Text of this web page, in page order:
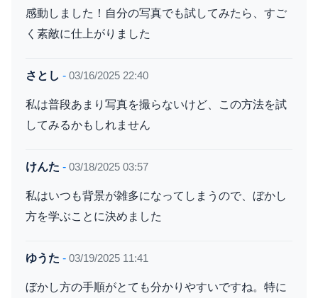
感動しました！自分の写真でも試してみたら、すご
く素敵に仕上がりました
さとし - 03/16/2025 22:40
私は普段あまり写真を撮らないけど、この方法を試
してみるかもしれません
けんた - 03/18/2025 03:57
私はいつも背景が雑多になってしまうので、ぼかし
方を学ぶことに決めました
ゆうた - 03/19/2025 11:41
ぼかし方の手順がとても分かりやすいですね。特に